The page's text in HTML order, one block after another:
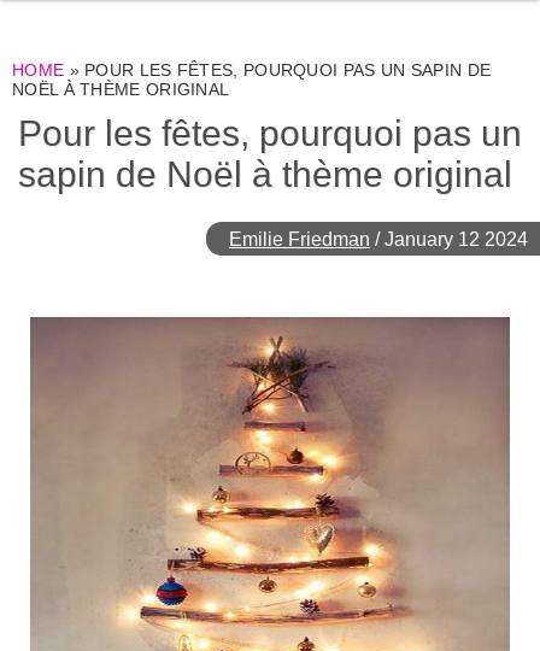
HOME » POUR LES FÊTES, POURQUOI PAS UN SAPIN DE
NOËL À THÈME ORIGINAL
Pour les fêtes, pourquoi pas un
sapin de Noël à thème original
Emilie Friedman /January 12 2024